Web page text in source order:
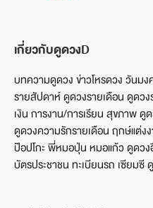
เกี่ยวกับดูดวงD
บทความดูดวง ข่าวโหรดวง วันม
รายสัปดาห์ ดูดวงรายเดือน ดูดว
เงิน การงาน/การเรียน สุขภาพ
ดูดวงความรักรายเดือน ฤกษ์แต่
ป๊อปโกะ พี่หมอปุ่น หมอแก้ว ดูดว
บัตรประชาชน ทะเบียนรถ เซียมซี